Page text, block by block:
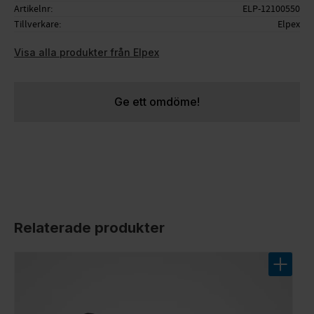
Artikelnr
ELP-12100550
Tillverkare
Elpex
Visa alla produkter från Elpex
Ge ett omdöme!
Relaterade produkter
Lägg